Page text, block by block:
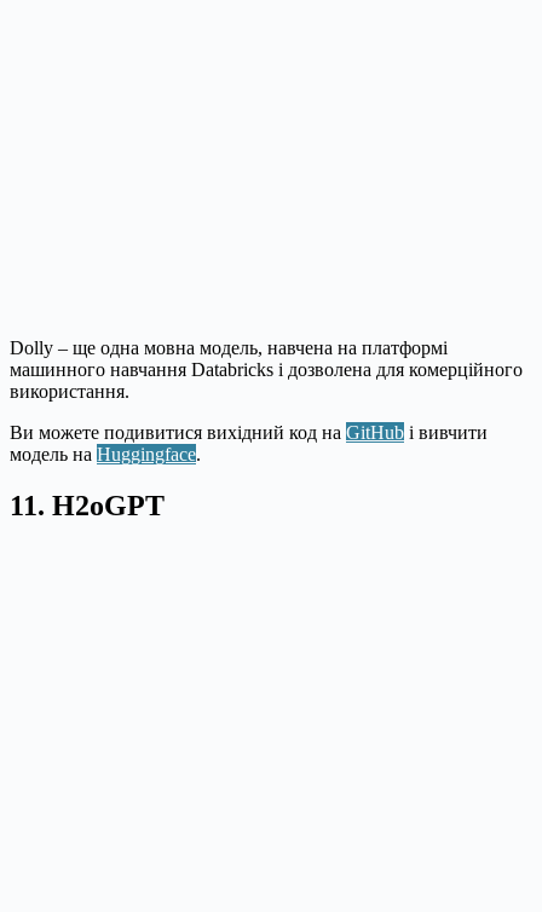
Dolly – ще одна мовна модель, навчена на платформі
машинного навчання Databricks і дозволена для комерційного
використання.
Ви можете подивитися вихідний код на GitHub і вивчити
модель на Huggingface.
11. H2oGPT